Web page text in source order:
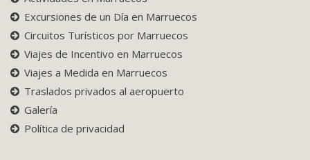
Excursiones de un Día en Marruecos
Circuitos Turísticos por Marruecos
Viajes de Incentivo en Marruecos
Viajes a Medida en Marruecos
Traslados privados al aeropuerto
Galería
Política de privacidad